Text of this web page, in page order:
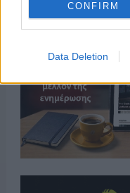
CONFIRM
Data Deletion